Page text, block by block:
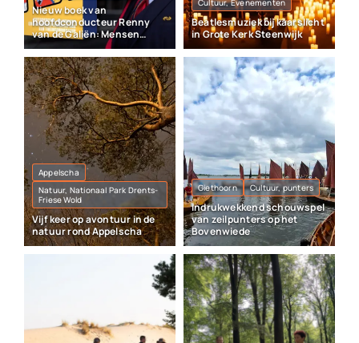
Nieuw boek van
hoofdconducteur Renny
van de Galiën: Mensen
sporen wel
Cultuur, Evenementen
Beatlesmuziek bij kaarslicht
in Grote Kerk Steenwijk
Appelscha
Natuur, Nationaal Park Drents-
Friese Wold
Vijf keer op avontuur in de
natuur rond Appelscha
Giethoorn Cultuur, punters
Indrukwekkend schouwspel
van zeilpunters op het
Bovenwiede